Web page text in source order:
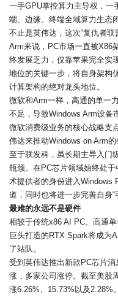
一手GPU掌控算力主导权，一
端、边缘、终端全域算力生态
不止是英伟达，这次“复仇者
Arm来说，PC市场一直被X86
终发展乏力，仅靠苹果完全实
地位的关键一步，将自身架构
计算架构的绝对龙头地位。
微软和Arm一样，高通的单一
不足，导致Windows Arm设备
微软消费级业务的核心战略支
伟达来推动Windows on Arm
至于联发科，虽长期主导入门
瓶颈。在PC芯片领域始终处
术提供者的身份进入Windows
道，同时也将进一步完善自身“
最难的永远不是硬件
相较于传统x86 AI PC、高通
巨头打造的RTX Spark将成为
了站队。
受到英伟达推出新款PC芯片
涨，多家公司涨停。截至美股
涨6.26%、15.73%以及2.28%